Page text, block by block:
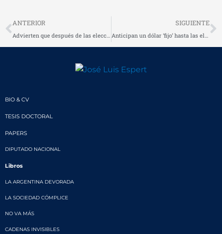
Prev
ANTERIOR
Advierten que después de las elecciones se intensificará la presión sobre el dólar
SIGUIENTE
Anticipan un dólar ‘fijo’ hasta las elecciones de junio
BIO & CV
TESIS DOCTORAL
PAPERS
DIPUTADO NACIONAL
Libros
LA ARGENTINA DEVORADA
LA SOCIEDAD CÓMPLICE
NO VA MÁS
CADENAS INVISIBLES